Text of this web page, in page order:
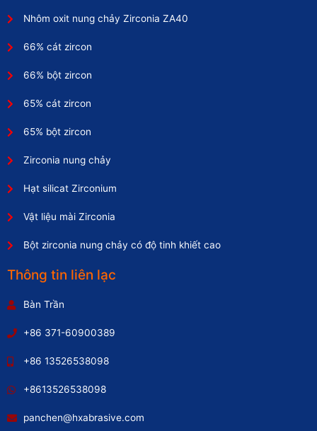
Nhôm oxit nung chảy Zirconia ZA40
66% cát zircon
66% bột zircon
65% cát zircon
65% bột zircon
Zirconia nung chảy
Hạt silicat Zirconium
Vật liệu mài Zirconia
Bột zirconia nung chảy có độ tinh khiết cao
Thông tin liên lạc
Bàn Trần
+86 371-60900389
+86 13526538098
+8613526538098
panchen@hxabrasive.com